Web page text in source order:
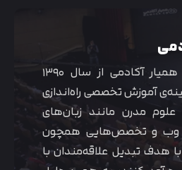
موسسه‌ی آموزشی همیار آکادمی از سال ۱۳۹۰
آموزش تخصصی راه‌اندازی
علوم مدرن مانند زبان‌های
وب و تخصص‌هایی همچون
هدف تبدیل علاقه‌مندان با